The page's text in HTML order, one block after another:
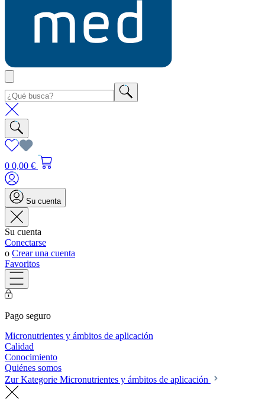
0 0,00 €
Su cuenta
Su cuenta
Conectarse
o Crear una cuenta
Favoritos
Pago seguro
Micronutrientes y ámbitos de aplicación
Calidad
Conocimiento
Quiénes somos
Zur Kategorie Micronutrientes y ámbitos de aplicación